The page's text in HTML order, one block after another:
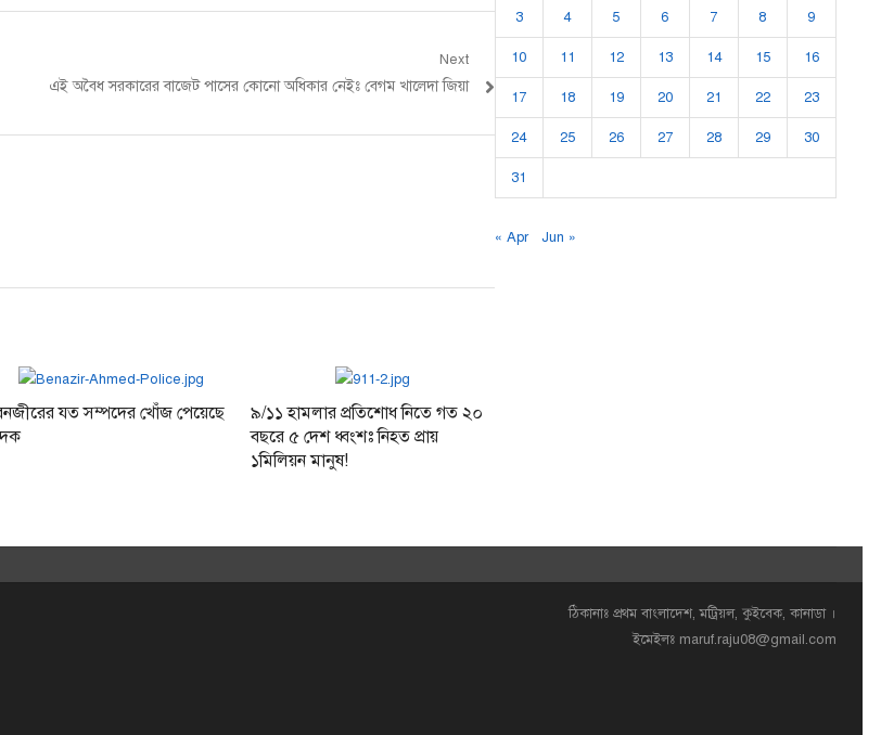
Next
Next
এই অবৈধ সরকারের বাজেট পাসের কোনো অধিকার নেইঃ বেগম খালেদা জিয়া
যত সম্পদের খোঁজ পেয়েছে
৯/১১ হামলার প্রতিশোধ নিতে গত ২০
বছরে ৫ দেশ ধ্বংশঃ নিহত প্রায়
১মিলিয়ন মানুষ!
3 4 5 6 7 8 9
10 11 12 13 14 15 16
17 18 19 20 21 22 23
24 25 26 27 28 29 30
31
« Apr Jun »
ঠিকানাঃ প্রথম বাংলাদেশ, মট্রিয়ল, কুইবেক, কানাডা ।
ইমেইলঃ maruf.raju08@gmail.com